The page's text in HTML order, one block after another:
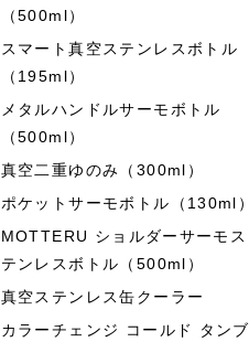
（500ml）
スマート真空ステンレスボトル
（195ml）
メタルハンドルサーモボトル
（500ml）
真空二重ゆのみ（300ml）
ポケットサーモボトル（130ml）
MOTTERU ショルダーサーモス
テンレスボトル（500ml）
真空ステンレス缶クーラー
カラーチェンジ コールド タンブ